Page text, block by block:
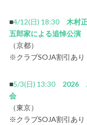
■4/12(日) 18:30 木村
五郎家による追悼公演
（京都）
※クラブSOJA割引あり
■5/3(日) 13:30 2026
会
（東京）
※クラブSOJA割引あり